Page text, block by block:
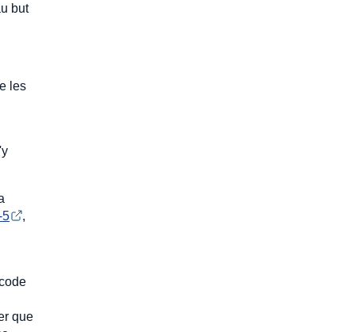
but
les
5
,
que